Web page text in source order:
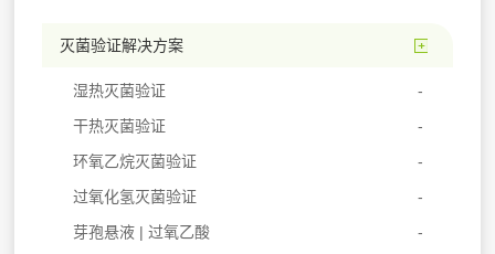
灭菌验证解决方案
湿热灭菌验证
干热灭菌验证
环氧乙烷灭菌验证
过氧化氢灭菌验证
芽孢悬液 | 过氧乙酸